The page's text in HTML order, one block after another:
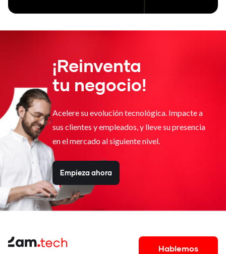
¡Reinventa
tu negocio!
Acelere su evolución tecnológica. Impacte a
sus clientes y empleados, y lleve su presencia
en el mercado al siguiente nivel.
Empieza ahora
Hablemos